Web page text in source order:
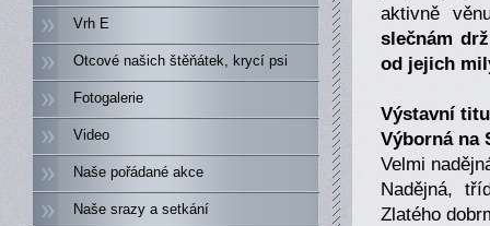
Vrh E
Otcové našich štěňátek, krycí psi
Fotogalerie
Video
Naše pořádané akce
Naše srazy a setkání
aktivně
slečnám
od jejich
Výstavní
Výborná na
Velmi
Nadějná,
Zlatého